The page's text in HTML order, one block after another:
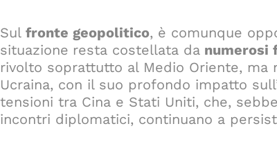
Sul fronte geopolitico, è comunque
situazione resta costellata da numerosi
rivolto soprattutto al Medio Oriente,
Ucraina, con il suo profondo impatto
tensioni tra Cina e Stati Uniti, che,
incontri diplomatici, continuano a